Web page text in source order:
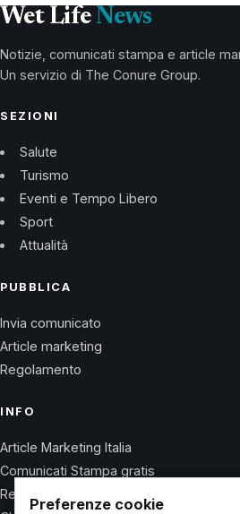
Wet Life News
Notizie, comunicati stampa e article
Un servizio di The Conure Group.
SEZIONI
Salute
Turismo
Eventi e Tempo Libero
Sport
Attualità
PUBBLICA
Invia comunicato
Article marketing
Regolamento
INFO
Article Marketing Italia
Comunicati Stampa gratis
Regolamento
Preferenze cookie